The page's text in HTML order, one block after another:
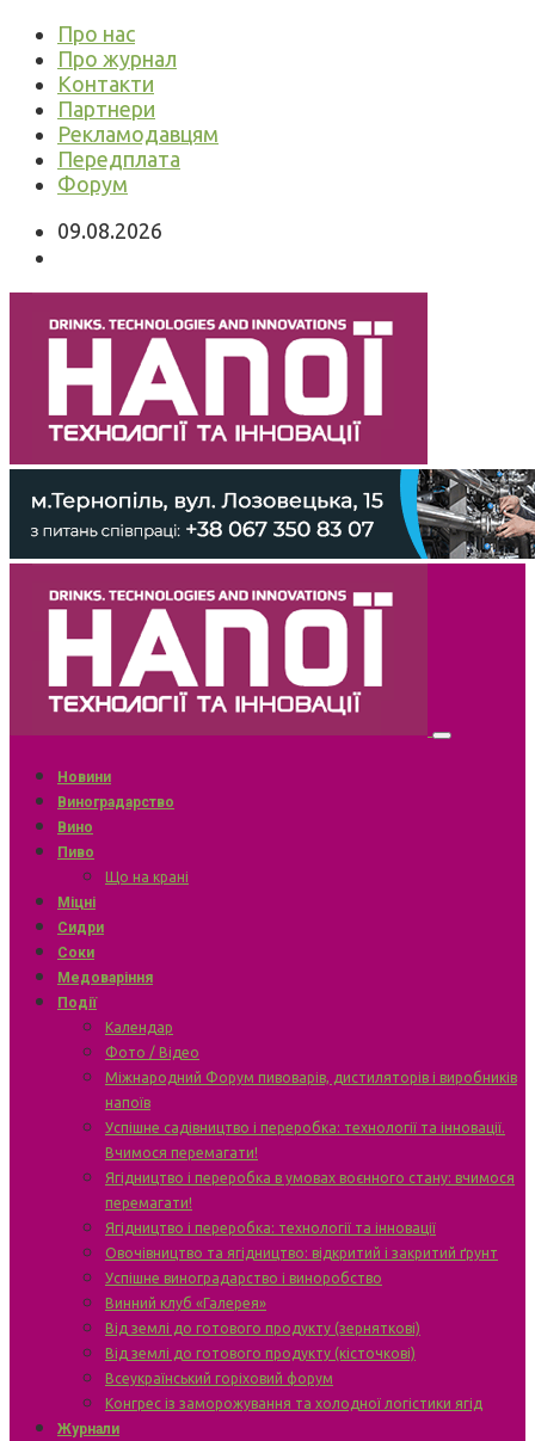
Про нас
Про журнал
Контакти
Партнери
Рекламодавцям
Передплата
Форум
09.08.2026
Новини
Виноградарство
Вино
Пиво
Що на крані
Міцні
Сидри
Соки
Медоваріння
Події
Календар
Фото / Відео
Міжнародний Форум пивоварів, дистиляторів і виробників
напоїв
Успішне садівництво і переробка: технології та інновації.
Вчимося перемагати!
Ягідництво і переробка в умовах воєнного стану: вчимося
перемагати!
Ягідництво і переробка: технології та інновації
Овочівництво та ягідництво: відкритий і закритий ґрунт
Успішне виноградарство і виноробство
Винний клуб «Галерея»
Від землі до готового продукту (зерняткові)
Від землі до готового продукту (кісточкові)
Всеукраїнський горіховий форум
Конгрес із заморожування та холодної логістики ягід
Журнали